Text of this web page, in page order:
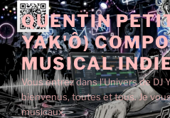
Aller
au
contenu
principal
QUENTIN
YAK'Ô)
MUSICAL
Vous entrez dans l'Univers de DJ
bienvenus, toutes et tous. Je
musicaux.